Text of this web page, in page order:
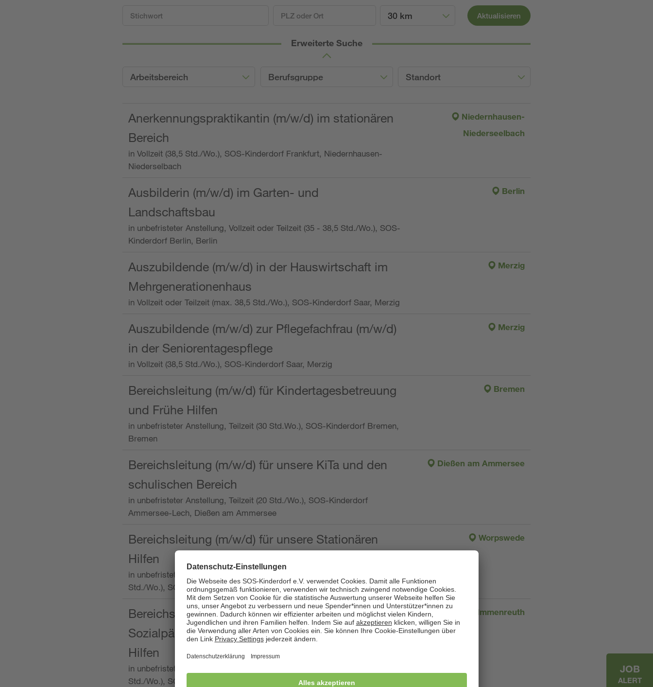
30 km Aktualisieren
Erweiterte Suche
Arbeitsbereich Berufsgruppe Standort
Anerkennungspraktikantin (m/w/d) im stationären
Bereich
in Vollzeit (38,5 Std./Wo.), SOS-Kinderdorf Frankfurt, Niedernhausen-
Niederselbach
Niedernhausen-
Niederseelbach
Ausbilderin (m/w/d) im Garten- und
Landschaftsbau
in unbefristeter Anstellung, Vollzeit oder Teilzeit (35 - 38,5 Std./Wo.), SOS-
Kinderdorf Berlin, Berlin
Berlin
Auszubildende (m/w/d) in der Hauswirtschaft im
Mehrgenerationenhaus
in Vollzeit oder Teilzeit (max. 38,5 Std./Wo.), SOS-Kinderdorf Saar, Merzig
Merzig
Auszubildende (m/w/d) zur Pflegefachfrau (m/w/d)
in der Seniorentagespflege
in Vollzeit (38,5 Std./Wo.), SOS-Kinderdorf Saar, Merzig
Merzig
Bereichsleitung (m/w/d) für Kindertagesbetreuung
und Frühe Hilfen
in unbefristeter Anstellung, Teilzeit (30 Std.Wo.), SOS-Kinderdorf Bremen,
Bremen
Bremen
Bereichsleitung (m/w/d) für unsere KiTa und den
schulischen Bereich
in unbefristeter Anstellung, Teilzeit (20 Std./Wo.), SOS-Kinderdorf
Ammersee-Lech, Dießen am Ammersee
Dießen am Ammersee
Bereichsleitung (m/w/d) für unsere Stationären
Hilfen
in unbefristeter Anstellung, Vollzeit oder Teilzeit (mind. 30 - max. 38,5
Std./Wo.), SOS-Kinderdorf Worpswede,
Worpswede
Bereichsleitung mit der Qualifikation als
Sozialpädagogin (m/w/d) und die Ambulanten
Hilfen
in unbefristeter Anstellung, Vollzeit oder Teilzeit (min. 34 bis max. 38,5
Std./Wo.), SOS-Kinderdorf Oberpfalz, Immenreuth
Immenreuth
JOB
ALERT